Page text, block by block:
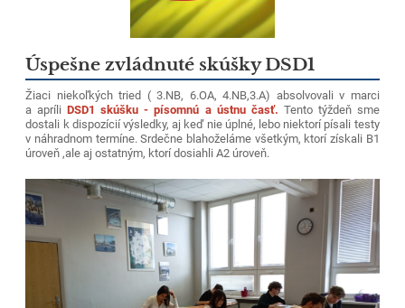
Úspešne zvládnuté skúšky DSD1
Žiaci niekoľkých tried ( 3.NB, 6.OA, 4.NB,3.A) absolvovali v marci
a apríliDSD1 skúšku - písomnú a ústnu časť. Tento týždeň sme
dostali k dispozícií výsledky, aj keď nie úplné, lebo niektorí písali testy
v náhradnom termíne. Srdečne blahoželáme všetkým, ktorí získali B1
úroveň ,ale aj ostatným, ktorí dosiahli A2 úroveň.